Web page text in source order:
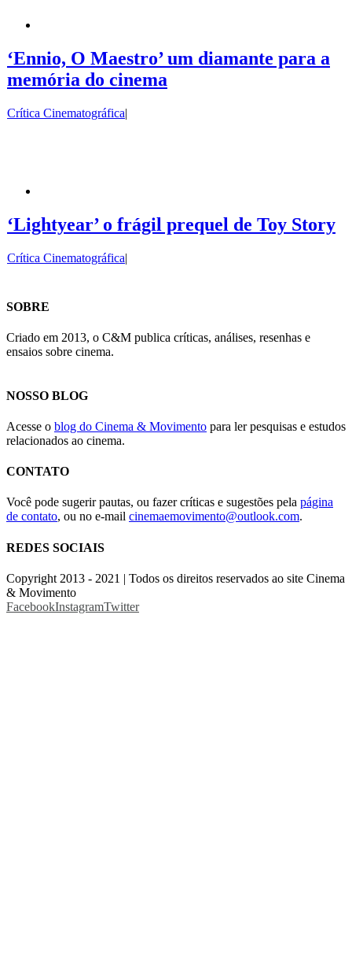
‘Ennio, O Maestro’ um diamante para a
memória do cinema
Crítica Cinematográfica|
‘Lightyear’ o frágil prequel de Toy Story
Crítica Cinematográfica|
SOBRE
Criado em 2013, o C&M publica críticas, análises, resenhas e
ensaios sobre cinema.
NOSSO BLOG
Acesse o blog do Cinema & Movimento para ler pesquisas e estudos
relacionados ao cinema.
CONTATO
Você pode sugerir pautas, ou fazer críticas e sugestões pela página
de contato, ou no e-mail cinemaemovimento@outlook.com.
REDES SOCIAIS
Copyright 2013 - 2021 | Todos os direitos reservados ao site Cinema
& Movimento
FacebookInstagramTwitter